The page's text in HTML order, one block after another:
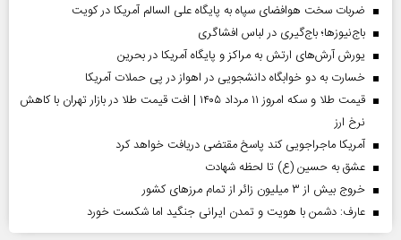
ضربات سخت هوافضای سپاه به پایگاه علی السالم آمریکا در کویت
باج‌نیوزها؛ باج‌گیری در لباس افشاگری
یورش آرش‌های ارتش به مراکز و پایگاه‌ آمریکا در بحرین
خسارت به دو خوابگاه دانشجویی در اهواز در پی حملات آمریکا
قیمت طلا و سکه امروز ۱۱ مرداد ۱۴۰۵ | افت قیمت طلا در بازار تهران با کاهش
نرخ ارز
آمریکا ماجراجویی کند پاسخ مقتضی دریافت خواهد کرد
عشق به حسین (ع) تا لحظه شهادت
خروج بیش از ۳ میلیون زائر از تمام مرز‌های کشور
عارف: دشمن با هویت و تمدن ایرانی جنگید اما شکست خورد